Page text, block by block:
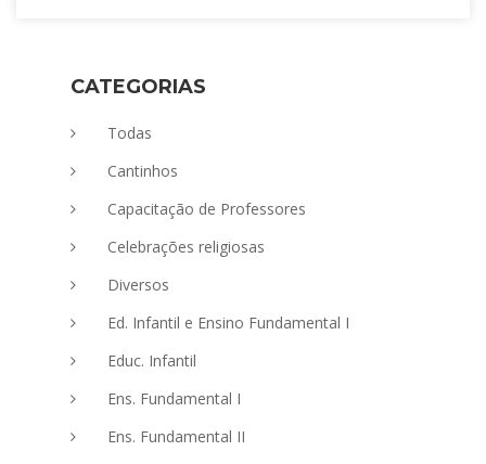
CATEGORIAS
Todas
Cantinhos
Capacitação de Professores
Celebrações religiosas
Diversos
Ed. Infantil e Ensino Fundamental I
Educ. Infantil
Ens. Fundamental I
Ens. Fundamental II